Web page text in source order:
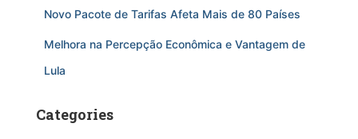
Novo Pacote de Tarifas Afeta Mais de 80 Países
Melhora na Percepção Econômica e Vantagem de
Lula
Categories